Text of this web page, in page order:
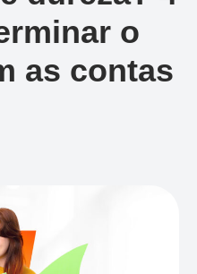
o
as contas